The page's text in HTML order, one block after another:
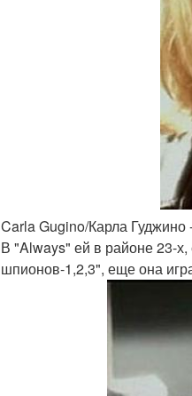
Carla Gugino/Карла Гуджино
В "Always" ей в районе 23-
шпионов-1,2,3", еще она